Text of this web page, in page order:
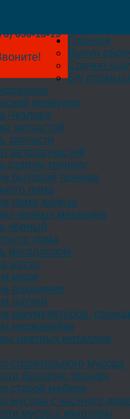
050-18-19
Главная
Выкуп
Срочно
Б/у
переулок
Чкалова
запчастей
запчасти
автозапчастей
старую технику
бытовой техники
лома
лома железа
черных металлов
чёрный
лома
металлолом
жести
меди
алюминия
латуни
аккумуляторов, свинца
нержавейки
цветных металлов
строительного мусора
бытовую технику
старой мебели
мусора с частного
мусор с квартиры